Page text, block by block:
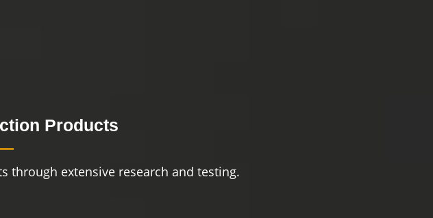
Products
through extensive research and testing.